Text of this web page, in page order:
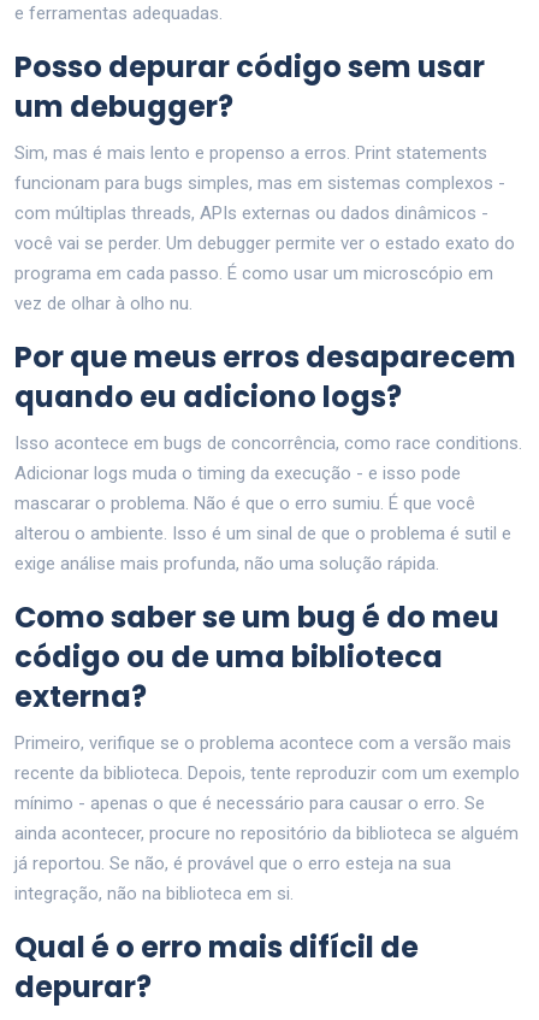
e ferramentas adequadas.
Posso depurar código sem usar
um debugger?
Sim, mas é mais lento e propenso a erros. Print statements
funcionam para bugs simples, mas em sistemas complexos -
com múltiplas threads, APIs externas ou dados dinâmicos -
você vai se perder. Um debugger permite ver o estado exato do
programa em cada passo. É como usar um microscópio em
vez de olhar à olho nu.
Por que meus erros desaparecem
quando eu adiciono logs?
Isso acontece em bugs de concorrência, como race conditions.
Adicionar logs muda o timing da execução - e isso pode
mascarar o problema. Não é que o erro sumiu. É que você
alterou o ambiente. Isso é um sinal de que o problema é sutil e
exige análise mais profunda, não uma solução rápida.
Como saber se um bug é do meu
código ou de uma biblioteca
externa?
Primeiro, verifique se o problema acontece com a versão mais
recente da biblioteca. Depois, tente reproduzir com um exemplo
mínimo - apenas o que é necessário para causar o erro. Se
ainda acontecer, procure no repositório da biblioteca se alguém
já reportou. Se não, é provável que o erro esteja na sua
integração, não na biblioteca em si.
Qual é o erro mais difícil de
depurar?